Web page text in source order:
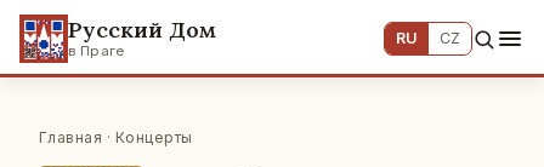
Русский Дом
в Праге
RU CZ
Главная · Концерты